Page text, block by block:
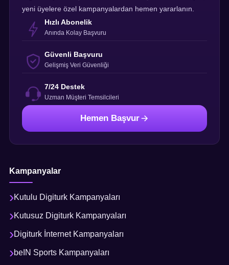
yeni üyelere özel kampanyalardan hemen yararlanın.
Hızlı Abonelik
Anında Kolay Başvuru
Güvenli Başvuru
Gelişmiş Veri Güvenliği
7/24 Destek
Uzman Müşteri Temsilcileri
Hemen Başvur
Kampanyalar
Kutulu Digiturk Kampanyaları
Kutusuz Digiturk Kampanyaları
Digiturk İnternet Kampanyaları
beIN Sports Kampanyaları